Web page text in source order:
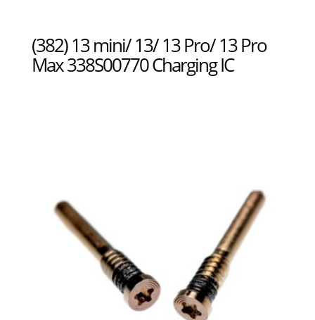
(382) 13 mini/ 13/ 13 Pro/ 13 Pro
Max 338S00770 Charging IC